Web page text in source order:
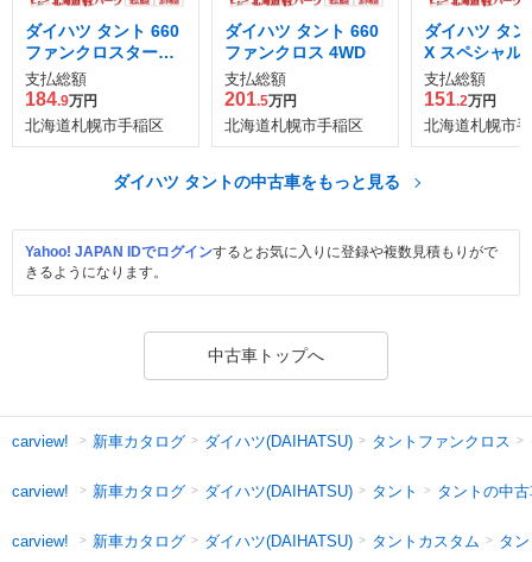
ダイハツ タント 660
ファンクロスターボ
4WD
支払総額
184.9万円
北海道札幌市手稲区
ダイハツ タント 660
ファンクロス 4WD
支払総額
201.5万円
北海道札幌市手稲区
ダイハツ タ
X スペシャル
支払総額
151.2万円
北海道札幌市
ダイハツ タントの中古車をもっと見る
Yahoo! JAPAN IDでログインするとお気に入りに登録や複数見積もりがで
きるようになります。
中古車トップへ
carview! 新車カタログ ダイハツ(DAIHATSU) タントファンクロス
carview! 新車カタログ ダイハツ(DAIHATSU) タント タントの中
carview! 新車カタログ ダイハツ(DAIHATSU) タントカスタム タ